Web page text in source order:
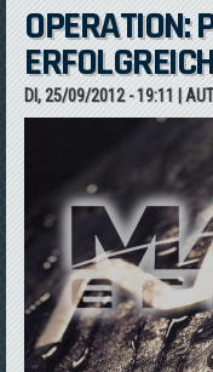
OPERATION:
DI, 25/09/2012 - 19:11 |